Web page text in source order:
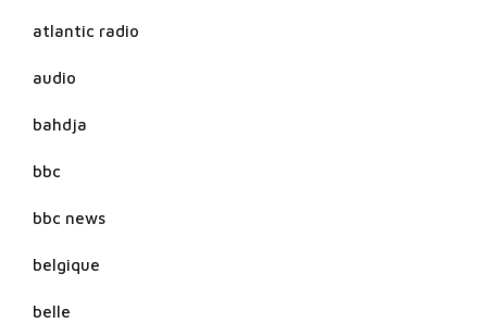
atlantic radio
audio
bahdja
bbc
bbc news
belgique
belle